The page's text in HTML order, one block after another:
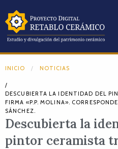
INICIO NOTICIAS
/
DESCUBIERTA LA IDENTIDAD DEL
FIRMA «P.P. MOLINA».
SÁNCHEZ.
Descubierta la
pintor ceramista